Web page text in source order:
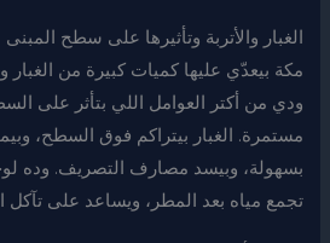
الغبار والأتربة وتأثيرها على سطح المبنى
مكة بيعدّي عليها كميات كبيرة من الغبار
ودي من أكتر العوامل اللي بتأثر على
مستمرة. الغبار بيتراكم فوق السطح،
بسهولة، وبيسد مصارف التصريف. وده
تجمع مياه بعد المطر، ويساعد على تآكل